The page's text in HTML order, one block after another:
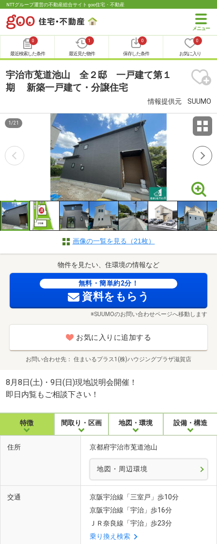
NTTグループ運営の不動産総合サイト goo住宅・不動産
0
最近検索した条件
1
最近見た物件
0
保存した条件
0
お気に入り
宇治市莵道池山 全２邸 一戸建て第１
期 新築一戸建て・分譲住宅
情報提供元 SUUMO
1 /21
画像の一覧を見る（21枚）
物件を見たい、住環境の情報など
無料・簡単約2分！
資料をもらう
※SUUMOのお問い合わせページへ移動します
お気に入りに追加する
お問い合わせ先 住まいるプラス1(株)ハウジングプラザ滋賀店
8月8日(土)・9日(日)現地説明会開催！
即日内覧もご相談下さい！
特徴 間取り・区画 地図・環境 設備・構造
住所 京都府宇治市莵道池山
地図・周辺環境
交通
京阪宇治線「三室戸」歩10分
京阪宇治線「宇治」歩16分
ＪＲ奈良線「宇治」歩23分
乗り換え検索